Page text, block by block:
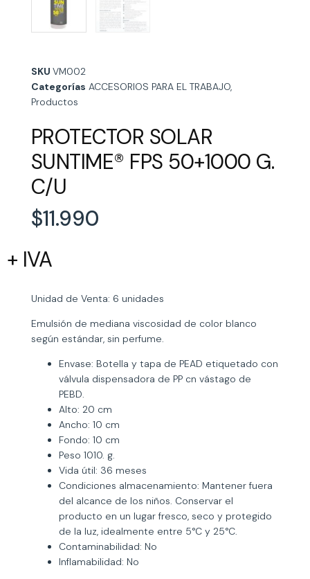
SKU VM002
Categorías ACCESORIOS PARA EL TRABAJO,
Productos
PROTECTOR SOLAR
SUNTIME® FPS 50+1000 G.
C/U
$11.990
+ IVA
Unidad de Venta: 6 unidades
Emulsión de mediana viscosidad de color blanco
según estándar, sin perfume.
Envase: Botella y tapa de PEAD etiquetado con
válvula dispensadora de PP cn vástago de
PEBD.
Alto: 20 cm
Ancho: 10 cm
Fondo: 10 cm
Peso 1010. g.
Vida útil: 36 meses
Condiciones almacenamiento: Mantener fuera
del alcance de los niños. Conservar el
producto en un lugar fresco, seco y protegido
de la luz, idealmente entre 5°C y 25°C.
Contaminabilidad: No
Inflamabilidad: No